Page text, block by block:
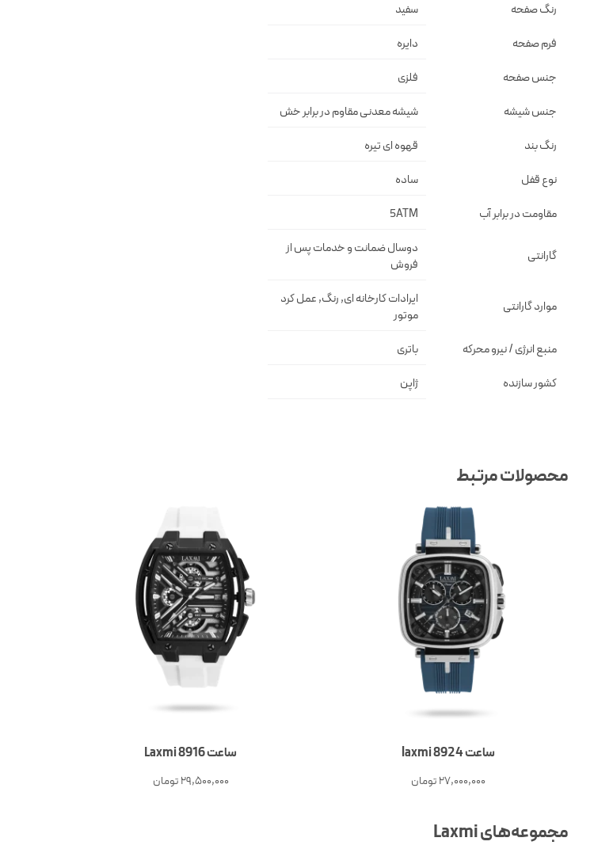
رنگ صفحه سفيد
فرم صفحه دايره
جنس صفحه فلزى
جنس شیشه شيشه معدنى مقاوم در برابر خش
رنگ بند قهوه اى تيره
نوع قفل ساده
مقاومت در برابر آب 5ATM
گارانتی
دوسال ضمانت و خدمات پس از
فروش
موارد گارانتی
ایرادات کارخانه ای, رنگ, عمل کرد
موتور
منبع انرژی / نیرو محرکه باتری
کشور سازنده ژاپن
محصولات مرتبط
ساعت 8924 laxmi
27,000,000تومان
ساعت Laxmi 8916
29,500,000تومان
مجموعه‌های Laxmi